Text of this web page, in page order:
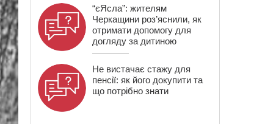
“єЯсла”: жителям
Черкащини роз’яснили, як
отримати допомогу для
догляду за дитиною
Не вистачає стажу для
пенсії: як його докупити та
що потрібно знати